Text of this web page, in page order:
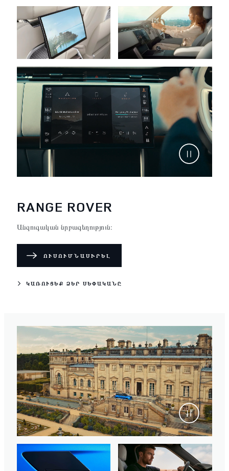
RANGE ROVER
Անզուգական նրբագեղություն։
ՈՒՍՈՒՄՆԱՍԻՐԵԼ
ԿԱՌՈՒՑԵՔ ՁԵՐ ՍԵՓԱԿԱՆԸ